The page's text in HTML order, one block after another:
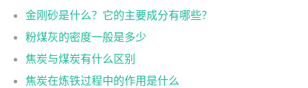
金刚砂是什么？它的主要成分有哪些？
粉煤灰的密度一般是多少
焦炭与煤炭有什么区别
焦炭在炼铁过程中的作用是什么